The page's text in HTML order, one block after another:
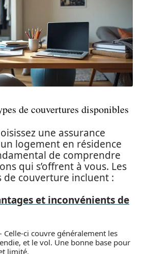
de couvertures disponibles
une assurance
logement en résidence
de comprendre
qui s’offrent à vous. Les
de couverture incluent :
et inconvénients de
Celle-ci couvre généralement les
et le vol. Une bonne base pour
limité.